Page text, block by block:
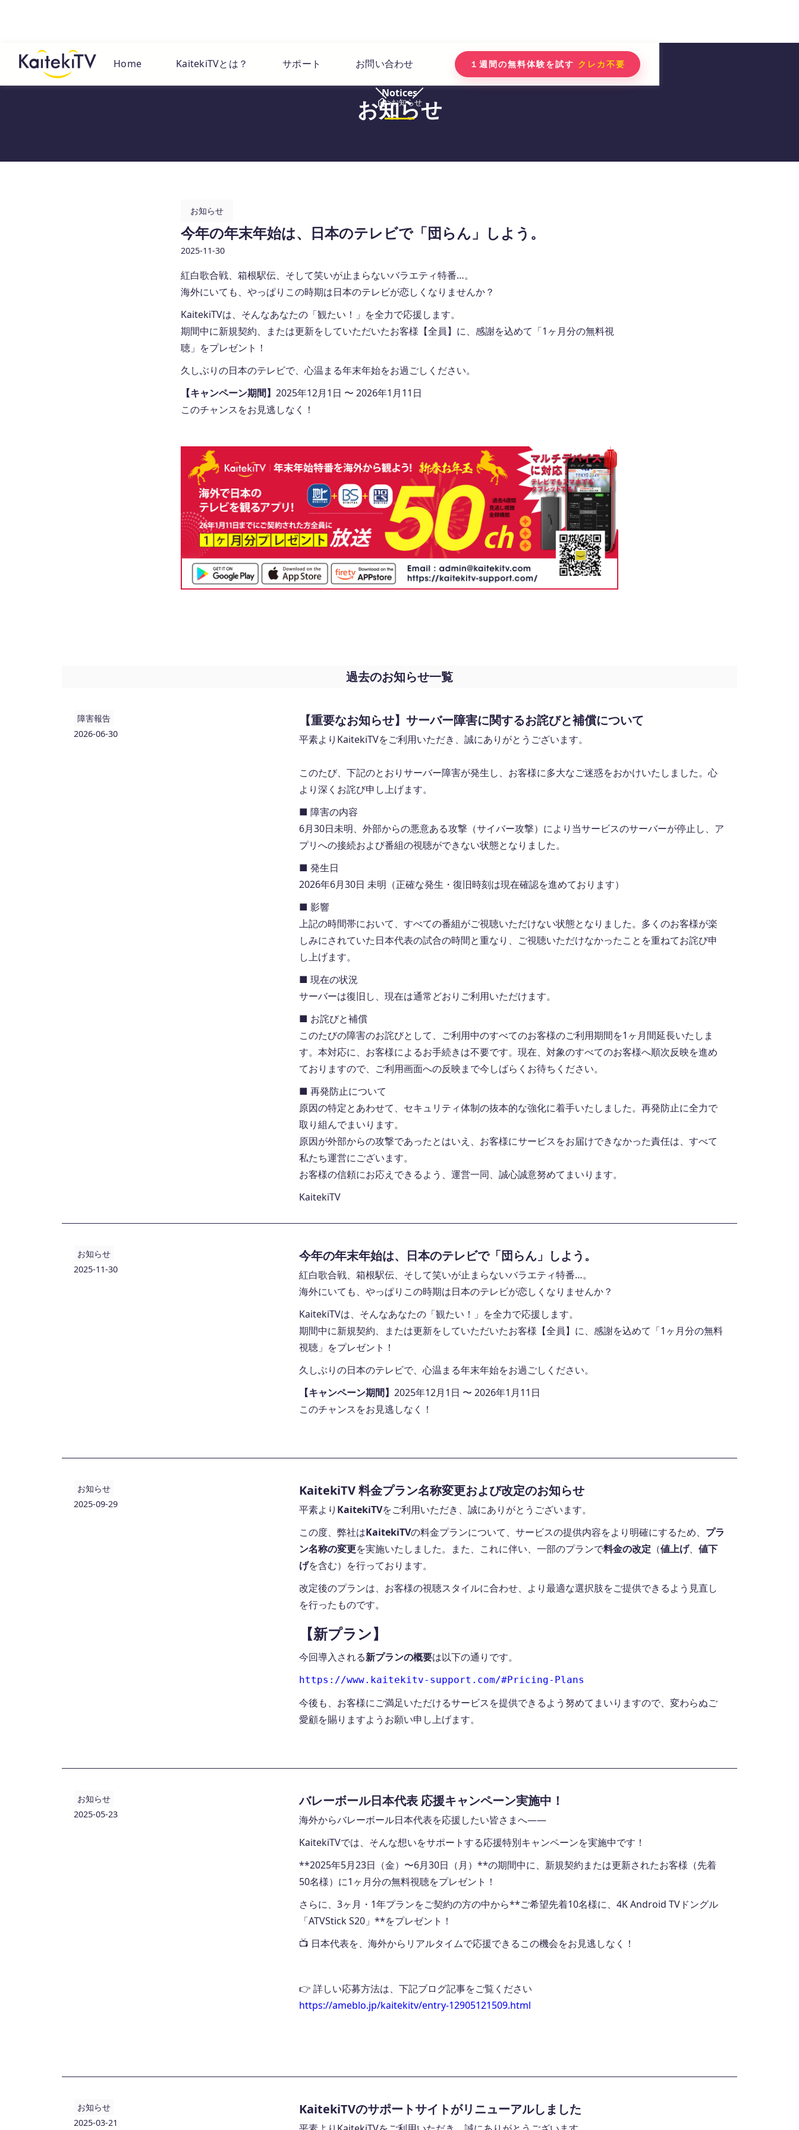
Home KaitekiTVとは？ サポート お問い合わせ １週間の無料体験を試す クレカ不要
Notices
お知らせ
>お知らせ
お知らせ
今年の年末年始は、日本のテレビで「団らん」しよう。
2025-11-30
紅白歌合戦、箱根駅伝、そして笑いが止まらないバラエティ特番…。
海外にいても、やっぱりこの時期は日本のテレビが恋しくなりませんか？
KaitekiTVは、そんなあなたの「観たい！」を全力で応援します。
期間中に新規契約、または更新をしていただいたお客様【全員】に、感謝を込めて「1ヶ月分の無料視
聴」をプレゼント！
久しぶりの日本のテレビで、心温まる年末年始をお過ごしください。
【キャンペーン期間】 2025年12月1日 〜 2026年1月11日
このチャンスをお見逃しなく！
過去のお知らせ一覧
障害報告
2026-06-30
【重要なお知らせ】サーバー障害に関するお詫びと補償について
平素よりKaitekiTVをご利用いただき、誠にありがとうございます。
このたび、下記のとおりサーバー障害が発生し、お客様に多大なご迷惑をおかけいたしました。心
より深くお詫び申し上げます。
■ 障害の内容
6月30日未明、外部からの悪意ある攻撃（サイバー攻撃）により当サービスのサーバーが停止し、ア
プリへの接続および番組の視聴ができない状態となりました。
■ 発生日
2026年6月30日 未明（正確な発生・復旧時刻は現在確認を進めております）
■ 影響
上記の時間帯において、すべての番組がご視聴いただけない状態となりました。多くのお客様が楽
しみにされていた日本代表の試合の時間と重なり、ご視聴いただけなかったことを重ねてお詫び申
し上げます。
■ 現在の状況
サーバーは復旧し、現在は通常どおりご利用いただけます。
■ お詫びと補償
このたびの障害のお詫びとして、ご利用中のすべてのお客様のご利用期間を1ヶ月間延長いたしま
す。本対応に、お客様によるお手続きは不要です。現在、対象のすべてのお客様へ順次反映を進め
ておりますので、ご利用画面への反映まで今しばらくお待ちください。
■ 再発防止について
原因の特定とあわせて、セキュリティ体制の抜本的な強化に着手いたしました。再発防止に全力で
取り組んでまいります。
原因が外部からの攻撃であったとはいえ、お客様にサービスをお届けできなかった責任は、すべて
私たち運営にございます。
お客様の信頼にお応えできるよう、運営一同、誠心誠意努めてまいります。
KaitekiTV
お知らせ
2025-11-30
今年の年末年始は、日本のテレビで「団らん」しよう。
紅白歌合戦、箱根駅伝、そして笑いが止まらないバラエティ特番…。
海外にいても、やっぱりこの時期は日本のテレビが恋しくなりませんか？
KaitekiTVは、そんなあなたの「観たい！」を全力で応援します。
期間中に新規契約、または更新をしていただいたお客様【全員】に、感謝を込めて「1ヶ月分の無料
視聴」をプレゼント！
久しぶりの日本のテレビで、心温まる年末年始をお過ごしください。
【キャンペーン期間】 2025年12月1日 〜 2026年1月11日
このチャンスをお見逃しなく！
お知らせ
2025-09-29
KaitekiTV 料金プラン名称変更および改定のお知らせ
平素より KaitekiTVをご利用いただき、誠にありがとうございます。
この度、弊社はKaitekiTVの料金プランについて、サービスの提供内容をより明確にするため、 プラ
ン名称の変更を実施いたしました。また、これに伴い、一部のプランで料金の改定（値上げ、 値下
げを含む）を行っております。
改定後のプランは、お客様の視聴スタイルに合わせ、より最適な選択肢をご提供できるよう見直し
を行ったものです。
【新プラン】
今回導入される新プランの概要は以下の通りです。
https://www.kaitekitv-support.com/#Pricing-Plans
今後も、お客様にご満足いただけるサービスを提供できるよう努めてまいりますので、変わらぬご
愛顧を賜りますようお願い申し上げます。
お知らせ
2025-05-23
バレーボール日本代表 応援キャンペーン実施中！
海外からバレーボール日本代表を応援したい皆さまへ――
KaitekiTVでは、そんな想いをサポートする応援特別キャンペーンを実施中です！
**2025年5月23日（金）〜6月30日（月）**の期間中に、新規契約または更新されたお客様（先着
50名様）に1ヶ月分の無料視聴をプレゼント！
さらに、3ヶ月・1年プランをご契約の方の中から**ご希望先着10名様に、4K Android TVドングル
「ATVStick S20」**をプレゼント！
📺 日本代表を、海外からリアルタイムで応援できるこの機会をお見逃しなく！
👉 詳しい応募方法は、下記ブログ記事をご覧ください
https://ameblo.jp/kaitekitv/entry-12905121509.html
お知らせ
2025-03-21
KaitekiTVのサポートサイトがリニューアルしました